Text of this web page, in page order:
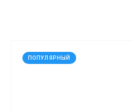
ПОПУЛЯРНЫЙ